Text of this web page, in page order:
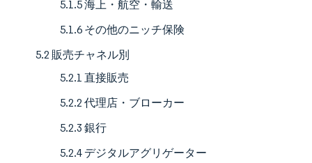
5.1.5 海上・航空・輸送
5.1.6 その他のニッチ保険
5.2 販売チャネル別
5.2.1 直接販売
5.2.2 代理店・ブローカー
5.2.3 銀行
5.2.4 デジタルアグリゲーター